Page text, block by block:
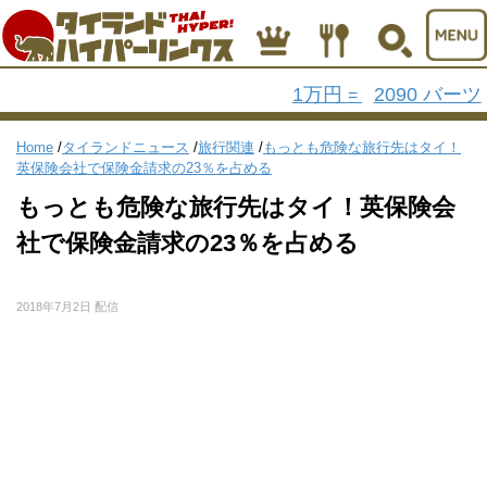
1万円 = 2090 バーツ
Home /タイランドニュース /旅行関連 /もっとも危険な旅行先はタイ！
英保険会社で保険金請求の23％を占める
もっとも危険な旅行先はタイ！英保険会
社で保険金請求の23％を占める
2018年7月2日 配信